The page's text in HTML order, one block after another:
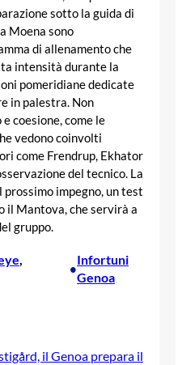
sotto la guida di
Moena sono
di allenamento che
intensità durante la
pomeridiane dedicate
in palestra. Non
coesione, come le
vedono coinvolti
come Frendrup, Ekhator
del tecnico. La
impegno, un test
il Mantova, che servirà a
gruppo.
•
Infortuni
Genoa
il Genoa prepara il